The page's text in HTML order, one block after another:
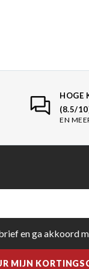
HOGE
(8.5/
EN
en ga akkoord